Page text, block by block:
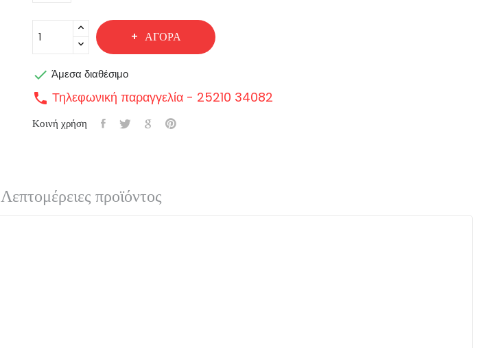
ΑΓΟΡΆ
 Άμεσα διαθέσιμο
call Τηλεφωνική παραγγελία - 25210 34082
Κοινή χρήση
Λεπτομέρειες προϊόντος